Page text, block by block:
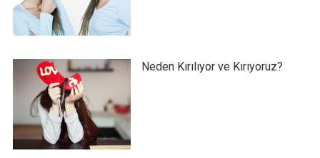
Neden Kırılıyor ve Kırıyoruz?